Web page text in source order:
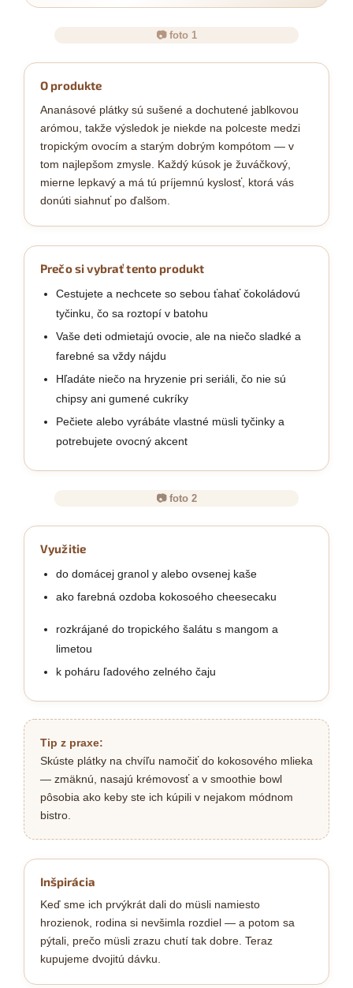
📷 foto 1
O produkte
Ananásové plátky sú sušené a dochutené jablkovou
arómou, takže výsledok je niekde na polceste medzi
tropickým ovocím a starým dobrým kompótom — v
tom najlepšom zmysle. Každý kúsok je žuváčkový,
mierne lepkavý a má tú príjemnú kyslosť, ktorá vás
donúti siahnuť po ďalšom.
Prečo si vybrať tento produkt
Cestujete a nechcete so sebou ťahať čokoládovú
tyčinku, čo sa roztopí v batohu
Vaše deti odmietajú ovocie, ale na niečo sladké a
farebné sa vždy nájdu
Hľadáte niečo na hryzenie pri seriáli, čo nie sú
chipsy ani gumené cukríky
Pečiete alebo vyrábáte vlastné müsli tyčinky a
potrebujete ovocný akcent
📷 foto 2
Využitie
do domácej granol y alebo ovsenej kaše
ako farebná ozdoba kokosoého cheesecaku
rozkrájané do tropického šalátu s mangom a
limetou
k poháru ľadového zelného čaju
Tip z praxe:
Skúste plátky na chvíľu namočiť do kokosového mlieka
— zmäknú, nasajú krémovosť a v smoothie bowl
pôsobia ako keby ste ich kúpili v nejakom módnom
bistro.
Inšpirácia
Keď sme ich prvýkrát dali do müsli namiesto
hrozienok, rodina si nevšimla rozdiel — a potom sa
pýtali, prečo müsli zrazu chutí tak dobre. Teraz
kupujeme dvojitú dávku.